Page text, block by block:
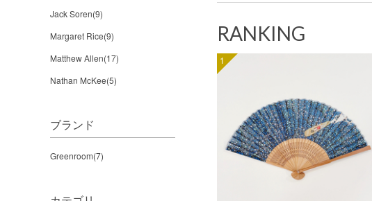
Jack Soren(9)
Margaret Rice(9)
Matthew Allen(17)
Nathan McKee(5)
ブランド
Greenroom(7)
RANKING
1